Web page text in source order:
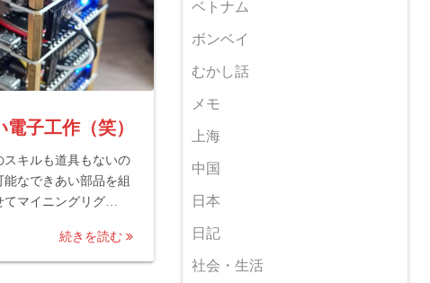
電子工作（笑）
スキルも道具もないの
能なできあい部品を組
てマイニングリグ…
続きを読む
ベトナム
ボンベイ
むかし話
メモ
上海
中国
日本
日記
社会・生活